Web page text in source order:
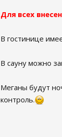
Для всех
В гостинице
В сауну можно
Меганы будут
контроль.